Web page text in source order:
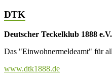
DTK
Deutscher Teckelklub 1888 e.V.
Das "Einwohnermeldeamt" für
www.dtk1888.de